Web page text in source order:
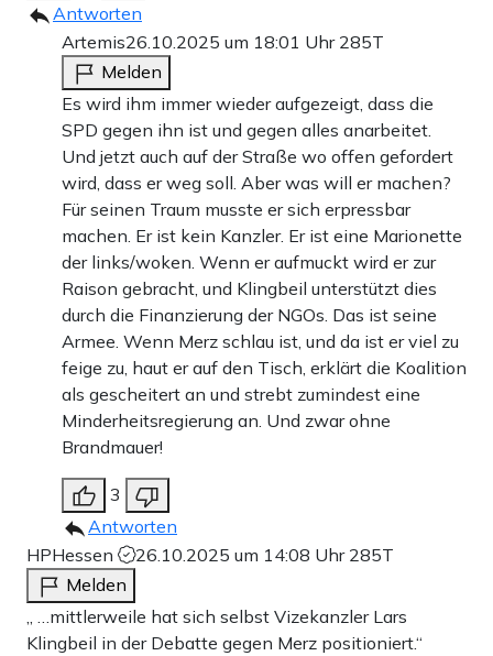
Antworten
Artemis26.10.2025 um 18:01 Uhr 285T
Melden
Es wird ihm immer wieder aufgezeigt, dass die
SPD gegen ihn ist und gegen alles anarbeitet.
Und jetzt auch auf der Straße wo offen gefordert
wird, dass er weg soll. Aber was will er machen?
Für seinen Traum musste er sich erpressbar
machen. Er ist kein Kanzler. Er ist eine Marionette
der links/woken. Wenn er aufmuckt wird er zur
Raison gebracht, und Klingbeil unterstützt dies
durch die Finanzierung der NGOs. Das ist seine
Armee. Wenn Merz schlau ist, und da ist er viel zu
feige zu, haut er auf den Tisch, erklärt die Koalition
als gescheitert an und strebt zumindest eine
Minderheitsregierung an. Und zwar ohne
Brandmauer!
3
Antworten
HPHessen
26.10.2025 um 14:08 Uhr 285T
Melden
„ …mittlerweile hat sich selbst Vizekanzler Lars
Klingbeil in der Debatte gegen Merz positioniert.“